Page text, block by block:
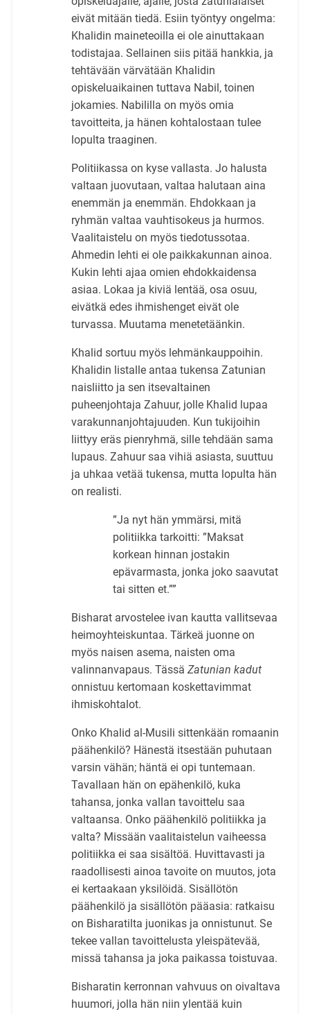
eivät mitään tiedä. Esiin työntyy ongelma:
Khalidin maineteoilla ei ole ainuttakaan
todistajaa. Sellainen siis pitää hankkia, ja
tehtävään värvätään Khalidin
opiskeluaikainen tuttava Nabil, toinen
jokamies. Nabililla on myös omia
tavoitteita, ja hänen kohtalostaan tulee
lopulta traaginen.
Politiikassa on kyse vallasta. Jo halusta
valtaan juovutaan, valtaa halutaan aina
enemmän ja enemmän. Ehdokkaan ja
ryhmän valtaa vauhtisokeus ja hurmos.
Vaalitaistelu on myös tiedotussotaa.
Ahmedin lehti ei ole paikkakunnan ainoa.
Kukin lehti ajaa omien ehdokkaidensa
asiaa. Lokaa ja kiviä lentää, osa osuu,
eivätkä edes ihmishenget eivät ole
turvassa. Muutama menetetäänkin.
Khalid sortuu myös lehmänkauppoihin.
Khalidin listalle antaa tukensa Zatunian
naisliitto ja sen itsevaltainen
puheenjohtaja Zahuur, jolle Khalid lupaa
varakunnanjohtajuuden. Kun tukijoihin
liittyy eräs pienryhmä, sille tehdään sama
lupaus. Zahuur saa vihiä asiasta, suuttuu
ja uhkaa vetää tukensa, mutta lopulta hän
on realisti.
”Ja nyt hän ymmärsi, mitä
politiikka tarkoitti: ”Maksat
korkean hinnan jostakin
epävarmasta, jonka joko saavutat
tai sitten et.””
Bisharat arvostelee ivan kautta vallitsevaa
heimoyhteiskuntaa. Tärkeä juonne on
myös naisen asema, naisten oma
valinnanvapaus. Tässä Zatunian kadut
onnistuu kertomaan koskettavimmat
ihmiskohtalot.
Onko Khalid al-Musili sittenkään romaanin
päähenkilö? Hänestä itsestään puhutaan
varsin vähän; häntä ei opi tuntemaan.
Tavallaan hän on epähenkilö, kuka
tahansa, jonka vallan tavoittelu saa
valtaansa. Onko päähenkilö politiikka ja
valta? Missään vaalitaistelun vaiheessa
politiikka ei saa sisältöä. Huvittavasti ja
raadollisesti ainoa tavoite on muutos, jota
ei kertaakaan yksilöidä. Sisällötön
päähenkilö ja sisällötön pääasia: ratkaisu
on Bisharatilta juonikas ja onnistunut. Se
tekee vallan tavoittelusta yleispätevää,
missä tahansa ja joka paikassa toistuvaa.
Bisharatin kerronnan vahvuus on oivaltava
huumori, jolla hän niin ylentää kuin